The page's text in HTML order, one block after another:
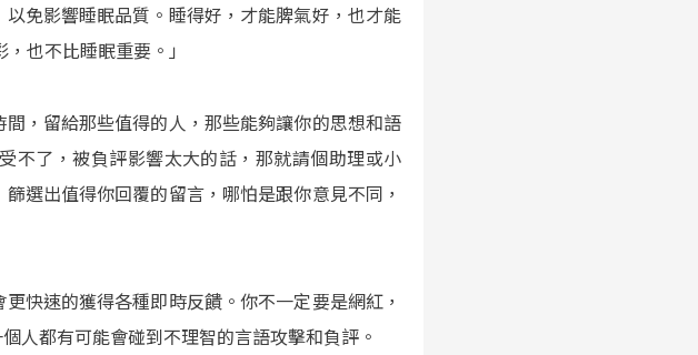
免影響睡眠品質。睡得好，才能脾氣好，也才能
也不比睡眠重要。」
，留給那些值得的人，那些能夠讓你的思想和語
不了，被負評影響太大的話，那就請個助理或小
選出值得你回覆的留言，哪怕是跟你意見不同，
快速的獲得各種即時反饋。你不一定要是網紅，
人都有可能會碰到不理智的言語攻擊和負評。